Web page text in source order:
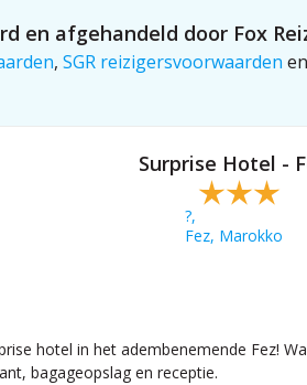
en afgehandeld door Fox
, SGR reizigersvoorwaarden
Surprise Hotel -
?,
Fez, Marokko
hotel in het adembenemende Fez!
bagageopslag en receptie.